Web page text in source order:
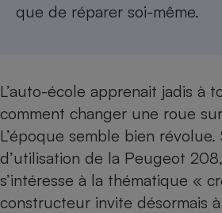
que de réparer soi-même.
L’auto-école apprenait jadis à
comment changer une roue
L’époque semble bien
d’utilisation de la Peugeot
s’intéresse à la thématique «
constructeur invite désormais à